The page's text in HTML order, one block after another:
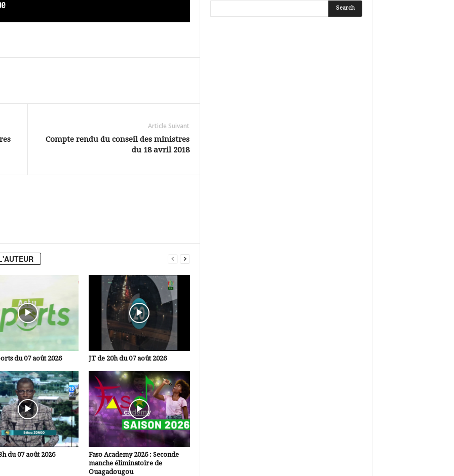
Article Suivant
Compte rendu du conseil des ministres
du 18 avril 2018
du 07 août 2026 JT de 20h du 07 août 2026
du 07 août 2026
Faso Academy 2026 : Seconde
manche éliminatoire de
Ouagadougou